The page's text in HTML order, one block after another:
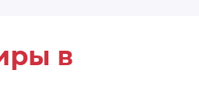
в